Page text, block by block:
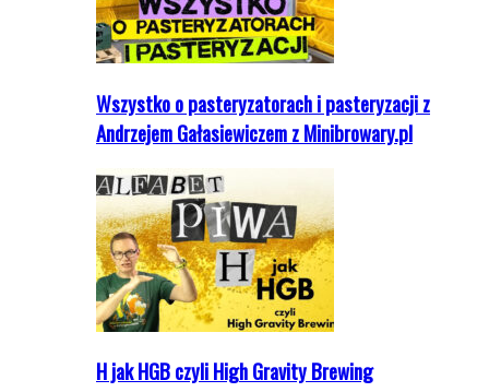
Wszystko o pasteryzatorach i pasteryzacji z
Andrzejem Gałasiewiczem z Minibrowary.pl
H jak HGB czyli High Gravity Brewing